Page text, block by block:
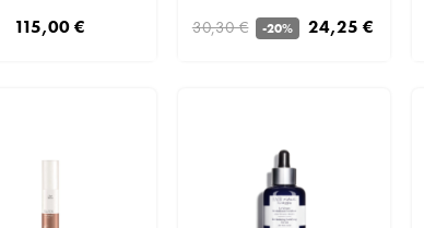
115,00 €
30,30 €
-20% 24,25 €